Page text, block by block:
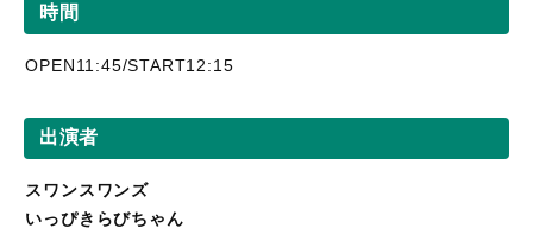
時間
OPEN11:45/START12:15
出演者
スワンスワンズ
いっぴきらびちゃん